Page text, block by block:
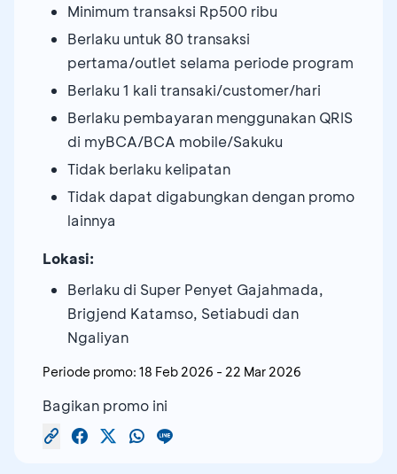
Minimum transaksi Rp500 ribu
Berlaku untuk 80 transaksi
pertama/outlet selama periode program
Berlaku 1 kali transaki/customer/hari
Berlaku pembayaran menggunakan QRIS
di myBCA/BCA mobile/Sakuku
Tidak berlaku kelipatan
Tidak dapat digabungkan dengan promo
lainnya
Lokasi:
Berlaku di Super Penyet Gajahmada,
Brigjend Katamso, Setiabudi dan
Ngaliyan
Periode promo: 18 Feb 2026 - 22 Mar 2026
Bagikan promo ini